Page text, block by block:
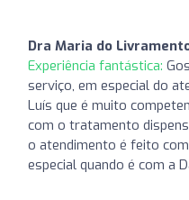
Dra Maria do
Experiência fantástica:
serviço, em especial do
Luís que é muito
com o tratamento
o atendimento é feito
especial quando é com a